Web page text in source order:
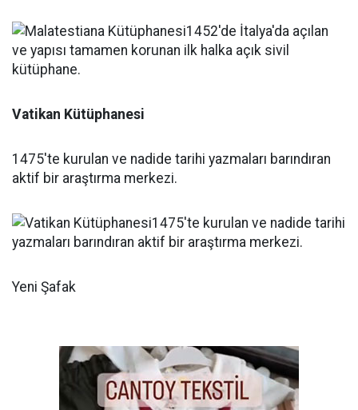
Vatikan Kütüphanesi
1475'te kurulan ve nadide tarihi yazmaları barındıran
aktif bir araştırma merkezi.
Yeni Şafak